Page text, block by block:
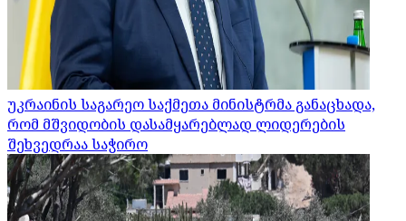
უკრაინის საგარეო საქმეთა მინისტრმა განაცხადა,
რომ მშვიდობის დასამყარებლად ლიდერების
შეხვედრაა საჭირო